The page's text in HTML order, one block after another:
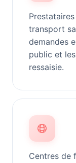
transport
demandes
public et
ressaisie.
Centres de